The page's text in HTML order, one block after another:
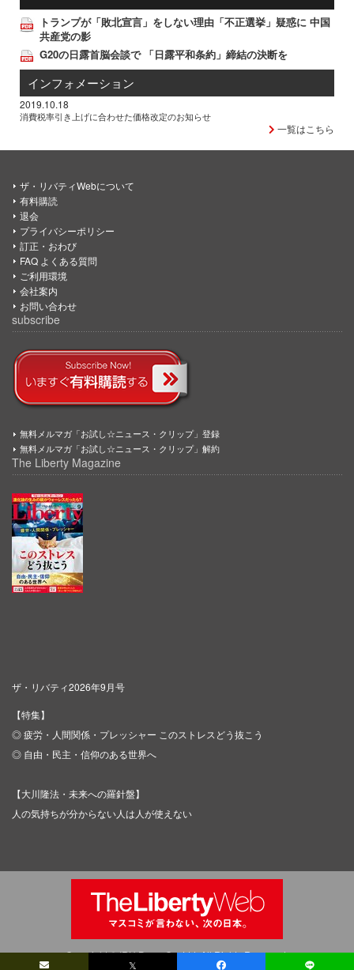
トランプが「敗北宣言」をしない理由「不正選挙」疑惑に 中国
共産党の影
G20の日露首脳会談で 「日露平和条約」締結の決断を
インフォメーション
2019.10.18
消費税率引き上げに合わせた価格改定のお知らせ
一覧はこちら
𝕏
ザ・リバティWebについて
有料購読
退会
プライバシーポリシー
訂正・おわび
FAQ よくある質問
ご利用環境
会社案内
お問い合わせ
subscribe
無料メルマガ「お試し☆ニュース・クリップ」登録
無料メルマガ「お試し☆ニュース・クリップ」解約
The Liberty Magazine
ザ・リバティ2026年9月号
【特集】
◎ 疲労・人間関係・プレッシャー このストレスどう抜こう
◎ 自由・民主・信仰のある世界へ
【大川隆法・未来への羅針盤】
人の気持ちが分からない人は人が使えない
Copyright © IRH Press Co.,Ltd. All Rights Reserved.